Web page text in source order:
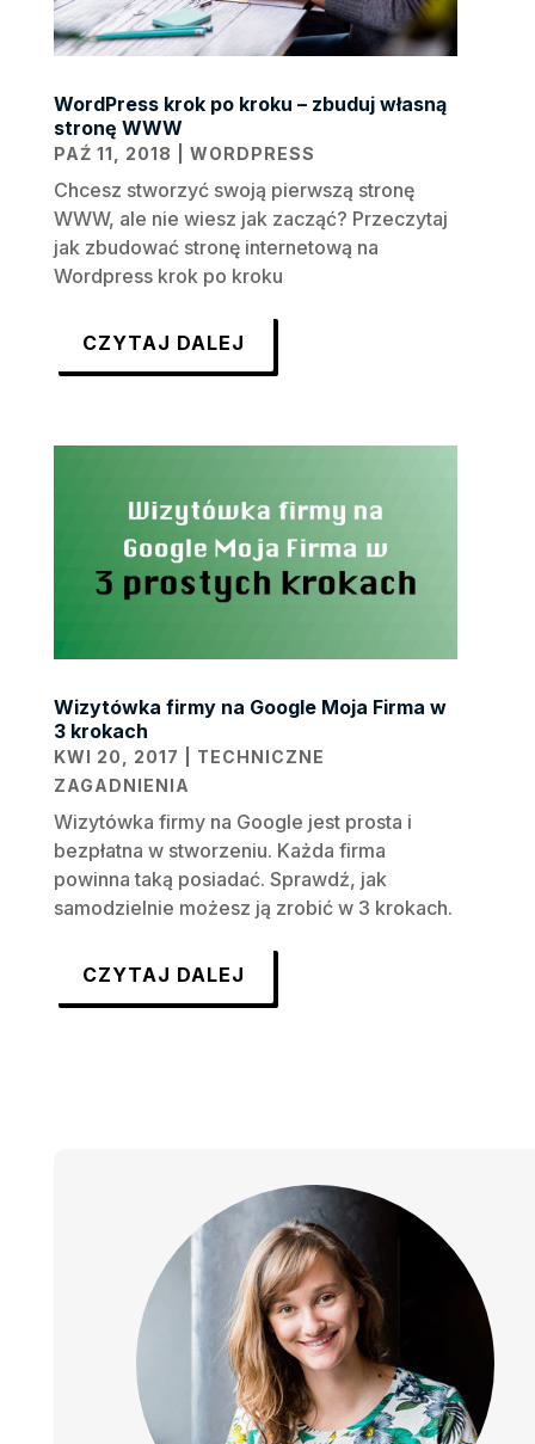
WordPress krok po kroku – zbuduj własną
stronę WWW
PAŹ 11, 2018 WORDPRESS
Chcesz stworzyć swoją pierwszą stronę
WWW, ale nie wiesz jak zacząć? Przeczytaj
jak zbudować stronę internetową na
Wordpress krok po kroku
CZYTAJ DALEJ
Wizytówka firmy na Google Moja Firma w
3 krokach
KWI 20, 2017
TECHNICZNE
ZAGADNIENIA
Wizytówka firmy na Google jest prosta i
bezpłatna w stworzeniu. Każda firma
powinna taką posiadać. Sprawdź, jak
samodzielnie możesz ją zrobić w 3 krokach.
CZYTAJ DALEJ